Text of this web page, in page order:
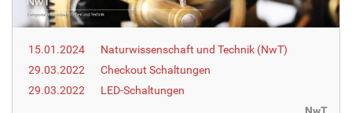
h
e
r
:
15.01.2024
Naturwissenschaft und Technik (NwT)
29.03.2022
Checkout Schaltungen
29.03.2022
LED-Schaltungen